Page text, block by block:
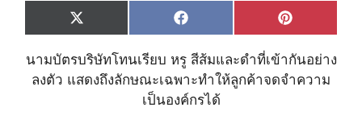
Share
on
X
(
T
w
i
Share
on
F
a
c
e
b
o
o
Share
on
P
i
n
t
e
นามบัตรบริษัทโทนเรียบ หรู สีส้มและดำที่เข้ากันอย่าง
ลงตัว แสดงถึงลักษณะเฉพาะทำให้ลูกค้าจดจำความ
เป็นองค์กรได้